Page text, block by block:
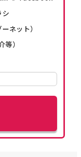
シ
ネット）
等）